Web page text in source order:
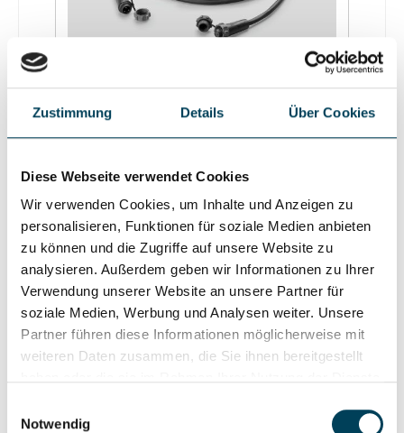
Zustimmung Details Über Cookies
Diese Webseite verwendet Cookies
Wir verwenden Cookies, um Inhalte und Anzeigen zu
personalisieren, Funktionen für soziale Medien anbieten
zu können und die Zugriffe auf unsere Website zu
analysieren. Außerdem geben wir Informationen zu Ihrer
Verwendung unserer Website an unsere Partner für
soziale Medien, Werbung und Analysen weiter. Unsere
Partner führen diese Informationen möglicherweise mit
weiteren Daten zusammen, die Sie ihnen bereitgestellt
Notwendig
71188 Verlängerungsleitung 20m
BEGA UniLink Systemkomponente
BEGA UniLink Verlängerungsleitung mit
Steckverbindungen zu ortsveränderlichen
Leuchten. 20m Leitung X05RN-F FEP 2×1mm² +
1G2,5mm². 1 Stecker 3 polig mit Schutzkappe, 1
Kupplung 3 polig, mit Schutzkappe, Schutzart
IP67. Hersteller: BEGAAbmessungen (mm):
20000Lieferzeit: 1 Woche
183,00 €* 187,78 €*(2.55% gespart)